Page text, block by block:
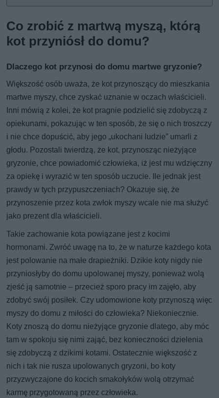
Co zrobić z martwą myszą, którą
kot przyniósł do domu?
Dlaczego kot przynosi do domu martwe gryzonie?
Większość osób uważa, że kot przynoszący do mieszkania
martwe myszy, chce zyskać uznanie w oczach właścicieli.
Inni mówią z kolei, że kot pragnie podzielić się zdobyczą z
opiekunami, pokazując w ten sposób, że się o nich troszczy
i nie chce dopuścić, aby jego „ukochani ludzie” umarli z
głodu. Pozostali twierdzą, że kot, przynosząc nieżyjące
gryzonie, chce powiadomić człowieka, iż jest mu wdzięczny
za opiekę i wyrazić w ten sposób uczucie. Ile jednak jest
prawdy w tych przypuszczeniach? Okazuje się, że
przynoszenie przez kota zwłok myszy wcale nie ma służyć
jako prezent dla właścicieli.
Takie zachowanie kota powiązane jest z kocimi
hormonami. Zwróć uwagę na to, że w naturze każdego kota
jest polowanie na małe drapieżniki. Dzikie koty nigdy nie
przyniosłyby do domu upolowanej myszy, ponieważ wolą
zjeść ją samotnie – przecież sporo pracy im zajęło, aby
zdobyć swój posiłek. Czy udomowione koty przynoszą więc
myszy do domu z miłości do człowieka? Niekoniecznie.
Koty znoszą do domu nieżyjące gryzonie dlatego, aby móc
tam w spokoju się nimi zająć, bez konieczności dzielenia
się zdobyczą z dzikimi kotami. Ostatecznie większość z
nich i tak nie rusza upolowanych gryzoni, bo koty
przyzwyczajone do kocich smakołyków wolą otrzymać
karmę przygotowaną przez człowieka.